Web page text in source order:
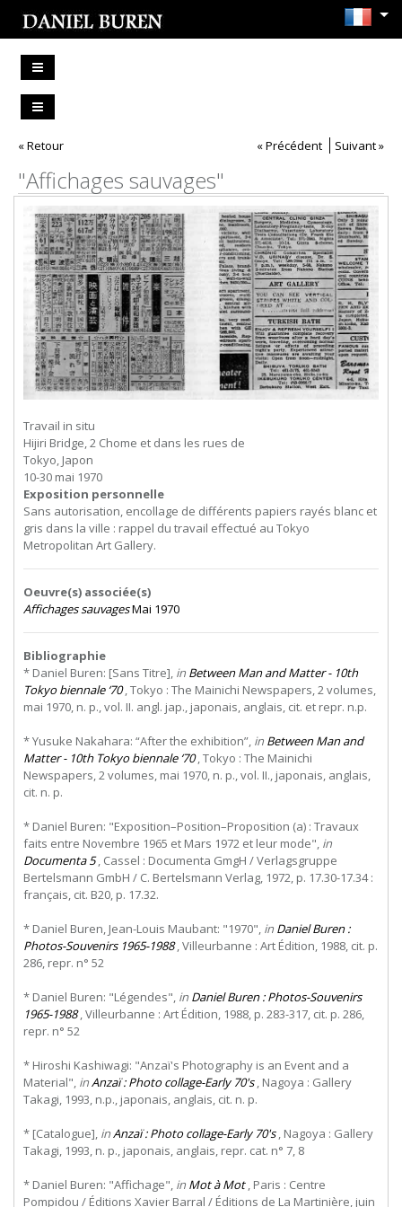
« Retour « Précédent Suivant »
"Affichages sauvages"
Travail in situ
Hijiri Bridge, 2 Chome et dans les rues de
Tokyo, Japon
10-30 mai 1970
Exposition personnelle
Sans autorisation, encollage de différents papiers rayés blanc et
gris dans la ville : rappel du travail effectué au Tokyo
Metropolitan Art Gallery.
Oeuvre(s) associée(s)
Affichages sauvagesMai 1970
Bibliographie
* Daniel Buren: [Sans Titre], in Between Man and Matter - 10th
Tokyo biennale ‘70, Tokyo : The Mainichi Newspapers, 2 volumes,
mai 1970, n. p., vol. II. angl. jap., japonais, anglais, cit. et repr. n.p.
* Yusuke Nakahara: “After the exhibition”, in Between Man and
Matter - 10th Tokyo biennale ‘70, Tokyo : The Mainichi
Newspapers, 2 volumes, mai 1970, n. p., vol. II., japonais, anglais,
cit. n. p.
* Daniel Buren: "Exposition–Position–Proposition (a) : Travaux
faits entre Novembre 1965 et Mars 1972 et leur mode", in
Documenta 5, Cassel : Documenta GmgH / Verlagsgruppe
Bertelsmann GmbH / C. Bertelsmann Verlag, 1972, p. 17.30-17.34 :
français, cit. B20, p. 17.32.
* Daniel Buren, Jean-Louis Maubant: "1970", in Daniel Buren :
Photos-Souvenirs 1965-1988, Villeurbanne : Art Édition, 1988, cit. p.
286, repr. n° 52
* Daniel Buren: "Légendes", in Daniel Buren : Photos-Souvenirs
1965-1988, Villeurbanne : Art Édition, 1988, p. 283-317, cit. p. 286,
repr. n° 52
* Hiroshi Kashiwagi: "Anzaï's Photography is an Event and a
Material", inAnzaï : Photo collage-Early 70's, Nagoya : Gallery
Takagi, 1993, n.p., japonais, anglais, cit. n. p.
* [Catalogue], inAnzaï : Photo collage-Early 70's, Nagoya : Gallery
Takagi, 1993, n. p., japonais, anglais, repr. cat. n° 7, 8
* Daniel Buren: "Affichage", in Mot à Mot, Paris : Centre
Pompidou / Éditions Xavier Barral / Éditions de La Martinière, juin